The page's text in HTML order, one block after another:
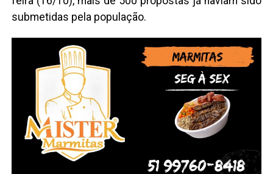
submetidas pela população.